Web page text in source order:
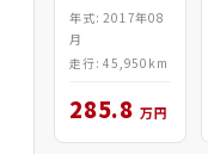
4WD
年式: 2017年08
月
走行: 45,950km
285.8 万円